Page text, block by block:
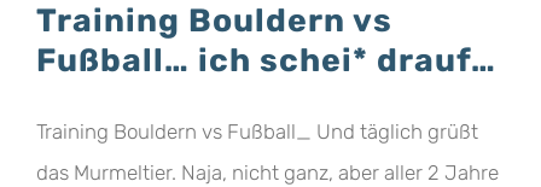
Training Bouldern vs
Fußball… ich schei* drauf…
Training Bouldern vs Fußball_ Und täglich grüßt
das Murmeltier. Naja, nicht ganz, aber aller 2 Jahre